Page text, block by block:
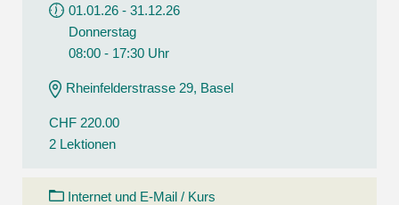
01.01.26 - 31.12.26
Donnerstag
08:00 - 17:30 Uhr
Rheinfelderstrasse 29, Basel
CHF 220.00
2 Lektionen
Internet und E-Mail / Kurs